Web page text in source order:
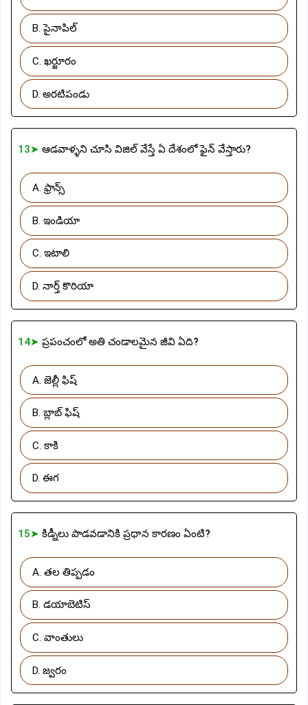
B. పైనాపిల్
C. ఖర్జూరం
D. అరటిపండు
13➤ ఆడవాళ్ళని చూసి విజిల్ వేస్తే ఏ దేశంలో ఫైన్ వేస్తారు?
A. ఫ్రాన్స్
B. ఇండియా
C. ఇటాలి
D. నార్త్ కొరియా
14➤ ప్రపంచంలో అతి చండాలమైన జీవి ఏది?
A. జెల్లీ ఫిష్
B. బ్లాబ్ ఫిష్
C. కాకి
D. ఈగ
15➤ కిడ్నీలు పాడవడానికి ప్రధాన కారణం ఏంటి?
A. తల తిప్పడం
B. డయాబెటిస్
C. వాంతులు
D. జ్వరం